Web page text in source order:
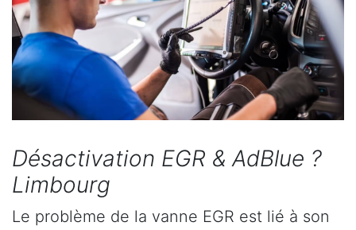
Désactivation EGR & AdBlue ?
Limbourg
Le problème de la vanne EGR est lié à son